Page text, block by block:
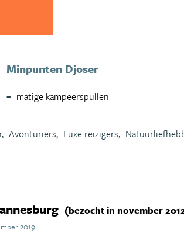
Minpunten Djoser
matige kampeerspullen
Avonturiers, Luxe reizigers,
(bezocht in november
2019